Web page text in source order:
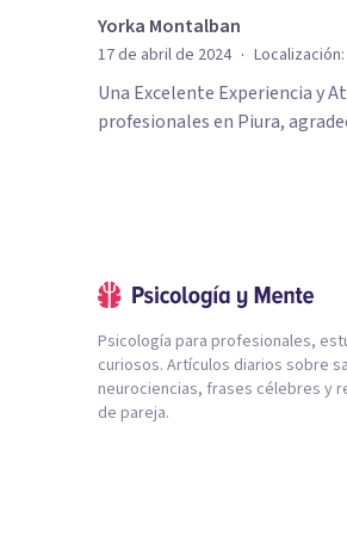
Yorka Montalban
17 de abril de 2024 · Localización:
Una Excelente Experiencia y
profesionales en Piura,
Psicología para profesionales,
curiosos. Artículos diarios sobre
neurociencias, frases célebres y
de pareja.